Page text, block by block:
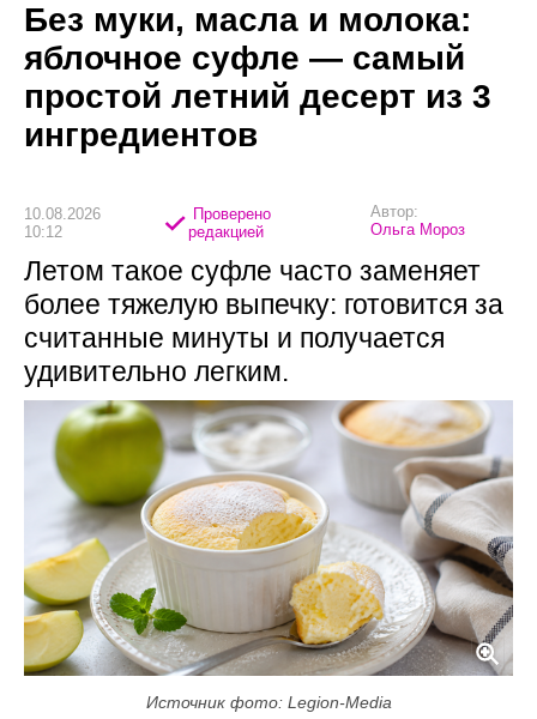
Без муки, масла и молока:
яблочное суфле — самый
простой летний десерт из 3
ингредиентов
10.08.2026
10:12
Проверено
редакцией
Автор:
Ольга Мороз
Летом такое суфле часто заменяет
более тяжелую выпечку: готовится за
считанные минуты и получается
удивительно легким.
Источник фото: Legion-Media